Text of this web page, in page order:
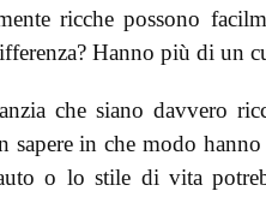
ricche possono
Hanno più di un
che siano davvero
sapere in che modo
o lo stile di vita